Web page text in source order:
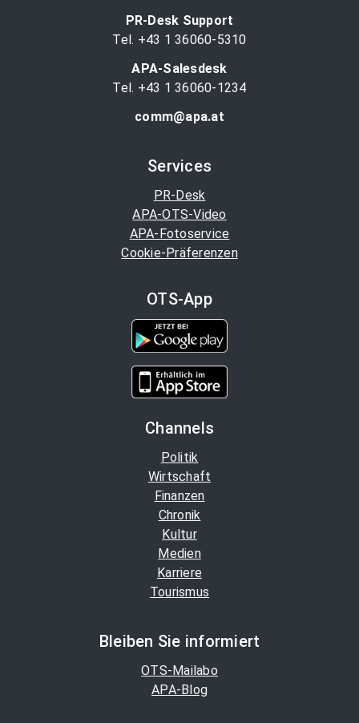
PR-Desk Support
Tel. +43 1 36060-5310
APA-Salesdesk
Tel. +43 1 36060-1234
comm@apa.at
Services
PR-Desk
APA-OTS-Video
APA-Fotoservice
Cookie-Präferenzen
OTS-App
Channels
Politik
Wirtschaft
Finanzen
Chronik
Kultur
Medien
Karriere
Tourismus
Bleiben Sie informiert
OTS-Mailabo
APA-Blog